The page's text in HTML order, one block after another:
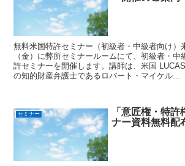
無料米国特許セミナー（初級者・中級者向け）
（金）に弊所セミナールームにて、初級者・
許セミナーを開催します。講師は、米国
の知的財産弁護士であるロバート・マイケル...
セミナー
「意匠権・特許
ナー資料無料配